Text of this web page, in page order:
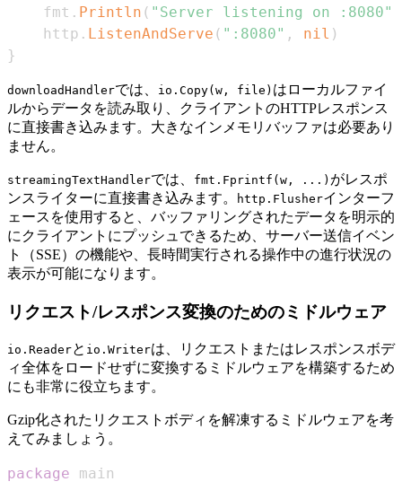
	fmt
. Println ( "Server listening on :8080"
	http
. ListenAndServe ( ":8080" , nil )
}
downloadHandlerでは、 io.Copy(w, file) はローカルファイ
ルからデータを読み取り、クライアントのHTTPレスポンス
に直接書き込みます。大きなインメモリバッファは必要あり
ません。
streamingTextHandlerでは、 fmt.Fprintf(w, ...) がレスポ
ンスライターに直接書き込みます。
http.Flusherインターフ
ェースを使用すると、バッファリングされたデータを明示的
にクライアントにプッシュできるため、サーバー送信イベン
ト（SSE）の機能や、長時間実行される操作中の進行状況の
表示が可能になります。
リクエスト/レスポンス変換のためのミドルウェア
io.Readerと io.Writerは、リクエストまたはレスポンスボデ
ィ全体をロードせずに変換するミドルウェアを構築するため
にも非常に役立ちます。
Gzip化されたリクエストボディを解凍するミドルウェアを考
えてみましょう。
package